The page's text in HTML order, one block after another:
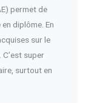
permet de
diplôme. En
sur le
super
surtout en